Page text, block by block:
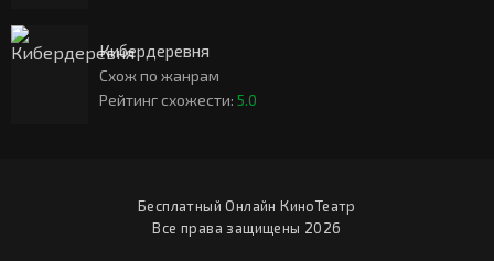
Кибердеревня
Схож по жанрам
Рейтинг схожести: 5.0
Бесплатный Онлайн КиноТеатр
Все права защищены 2026